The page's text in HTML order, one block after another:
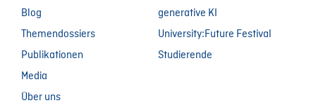
Blog
Themendossiers
Publikationen
Media
Über uns
generative KI
University:Future Festival
Studierende